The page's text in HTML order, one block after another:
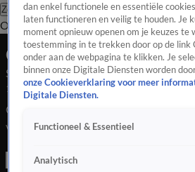
Zoeken
OverzichtRegioUitzendingenWeerTip
Ochtend Editie
Seizoen 2025, aflevering 4981
18 nov 2025, 09:00
Grote problemen op de A28 even ten
vrachtwagen met een lading bieten
Maar het online gameplatform is weer
dan enkel functionele en essentiële
laten functioneren en veilig te houden. Je
moment opnieuw openen om je keuzes te
toestemming in te trekken door op de link
onder aan de webpagina te klikken. Je
binnen onze Digitale Diensten worden
onze Cookieverklaring voor meer
Digitale Diensten.
Functioneel & Essentieel
Analytisch